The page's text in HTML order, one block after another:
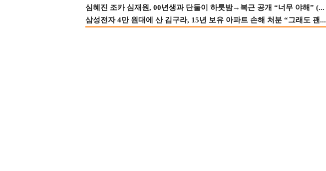
심혜진 조카 심재원, 00년생과 단둘이 하룻밤→복근 공개 “너무 야해” (...
삼성전자 4만 원대에 산 김구라, 15년 보유 아파트 손해 처분 “그래도 괜...